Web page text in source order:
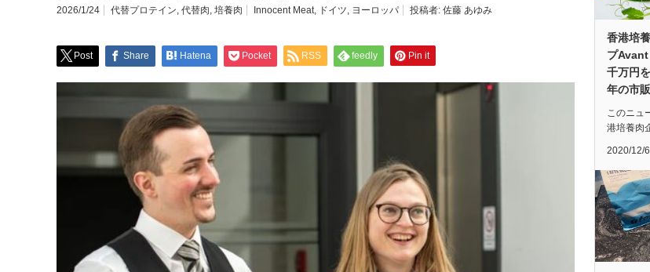
2026/1/24 代替プロテイン, 代替肉, 培養肉 Innocent Meat, ドイツ, ヨーロッパ 投稿者: 佐藤 あゆみ
Post Share Hatena Pocket RSS feedly Pin it
香港培
プ
千万円
年の市
このニュ
港培養肉
2020/12/6